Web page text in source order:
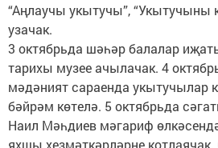
“Аңлаучы укытучы”, “Укытучыны
узачак.
3 октябрьда шәһәр балалар
тарихы музее ачылачак. 4
мәдәният сараенда укытучылар
бәйрәм көтелә. 5 октябрьда
Наил Мәһдиев мәгариф
яхшы хезмәткәрләрне